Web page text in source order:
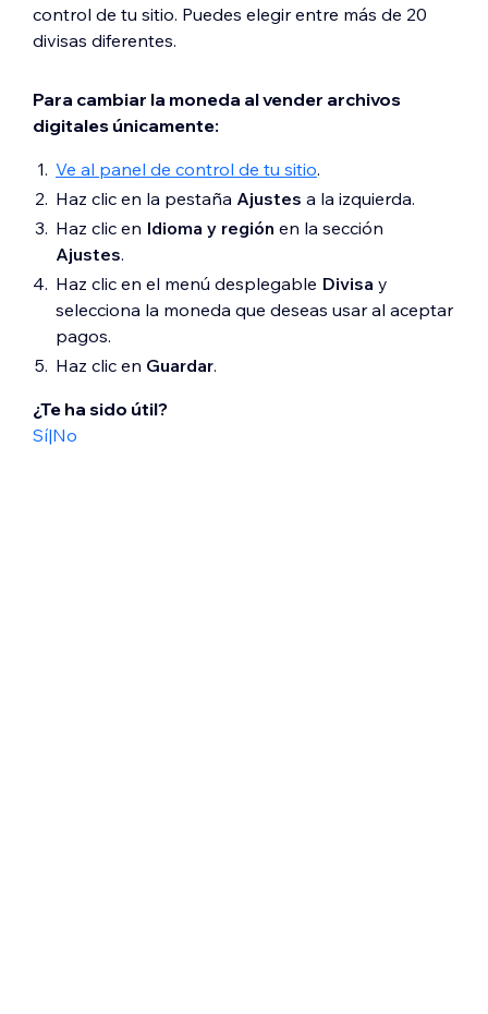
HKD
HUF
JPY
MXN
TWD
NZD
NOK
PHP
PLN
RUB
SGD
SEK
control de tu sitio. Puedes elegir entre más de 20
divisas diferentes.
Para cambiar la moneda al vender archivos
digitales únicamente:
Ve al panel de control de tu sitio.
Haz clic en la pestaña Ajustes a la izquierda.
Haz clic en Idioma y región en la sección
Ajustes.
Haz clic en el menú desplegable Divisa y
selecciona la moneda que deseas usar al aceptar
pagos.
Haz clic en Guardar.
¿Te ha sido útil?
Sí|No